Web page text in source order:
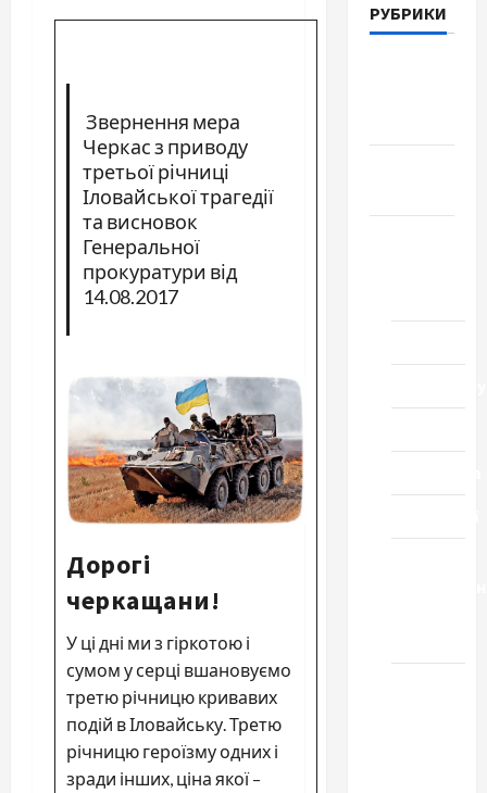
Звернення мера
Черкас з приводу
третьої річниці
Іловайської трагедії
та висновок
Генеральної
прокуратури від
14.08.2017
Дорогі
черкащани!
У ці дні ми з гіркотою і
сумом у серці вшановуємо
третю річницю кривавих
подій в Іловайську. Третю
річницю героїзму одних і
зради інших, ціна якої –
РУБРИКИ